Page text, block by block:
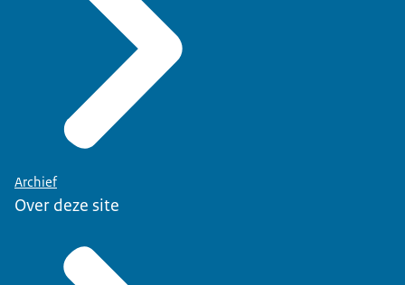
Archief
Over deze site